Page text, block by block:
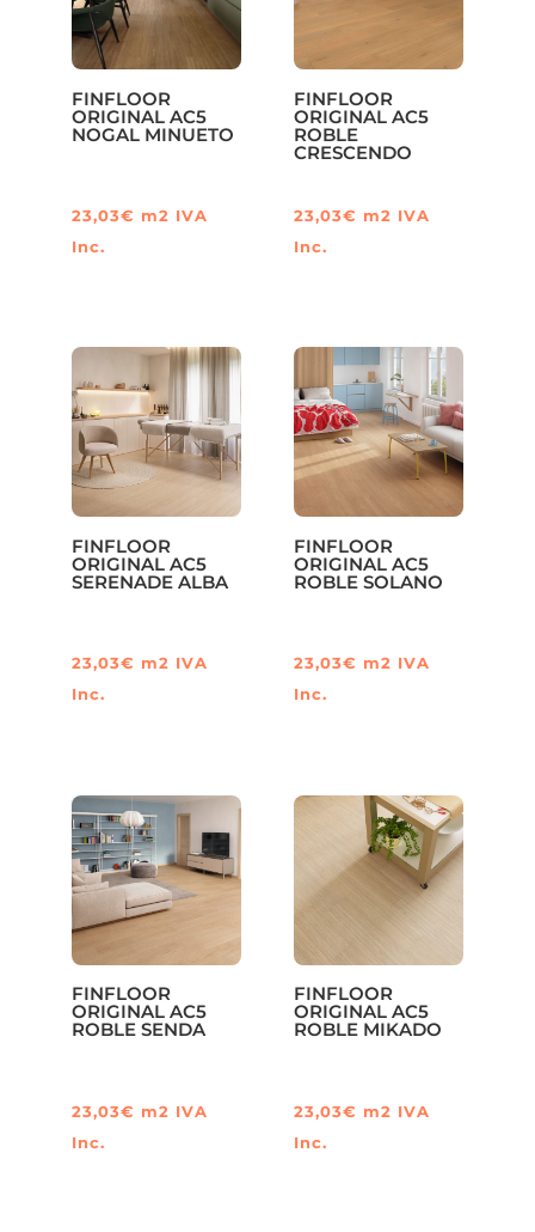
FINFLOOR
ORIGINAL AC5
NOGAL MINUETO
23,03€ m2 IVA
Inc.
FINFLOOR
ORIGINAL AC5
ROBLE
CRESCENDO
23,03€ m2 IVA
Inc.
FINFLOOR
ORIGINAL AC5
SERENADE ALBA
23,03€ m2 IVA
Inc.
FINFLOOR
ORIGINAL AC5
ROBLE SOLANO
23,03€ m2 IVA
Inc.
FINFLOOR
ORIGINAL AC5
ROBLE SENDA
23,03€ m2 IVA
Inc.
FINFLOOR
ORIGINAL AC5
ROBLE MIKADO
23,03€ m2 IVA
Inc.